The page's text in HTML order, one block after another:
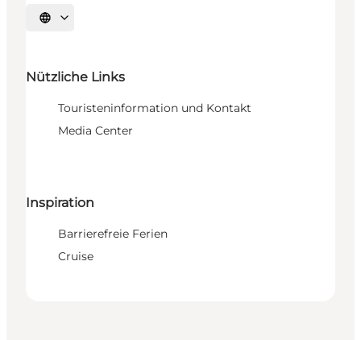
Sprache auswählen
Nützliche Links
Touristeninformation und Kontakt
Media Center
Inspiration
Barrierefreie Ferien
Cruise